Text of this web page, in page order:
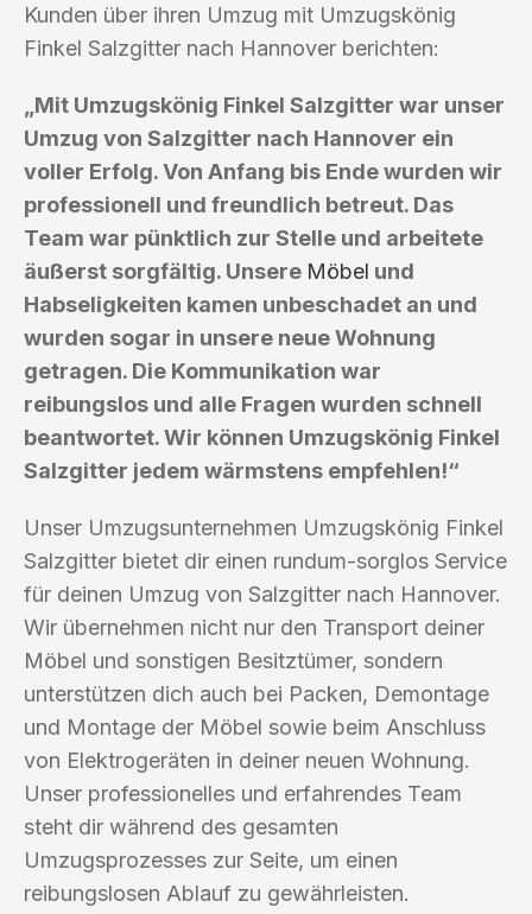
Kunden über ihren Umzug mit Umzugskönig
Finkel Salzgitter nach Hannover berichten:
„Mit Umzugskönig Finkel Salzgitter war unser
Umzug von Salzgitter nach Hannover ein
voller Erfolg. Von Anfang bis Ende wurden wir
professionell und freundlich betreut. Das
Team war pünktlich zur Stelle und arbeitete
äußerst sorgfältig. Unsere Möbel und
Habseligkeiten kamen unbeschadet an und
wurden sogar in unsere neue Wohnung
getragen. Die Kommunikation war
reibungslos und alle Fragen wurden schnell
beantwortet. Wir können Umzugskönig Finkel
Salzgitter jedem wärmstens empfehlen!“
Unser Umzugsunternehmen Umzugskönig Finkel
Salzgitter bietet dir einen rundum-sorglos Service
für deinen Umzug von Salzgitter nach Hannover.
Wir übernehmen nicht nur den Transport deiner
Möbel und sonstigen Besitztümer, sondern
unterstützen dich auch bei Packen, Demontage
und Montage der Möbel sowie beim Anschluss
von Elektrogeräten in deiner neuen Wohnung.
Unser professionelles und erfahrendes Team
steht dir während des gesamten
Umzugsprozesses zur Seite, um einen
reibungslosen Ablauf zu gewährleisten.